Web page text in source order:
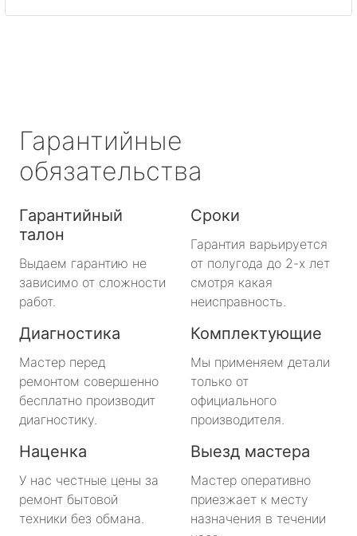
Гарантийные
обязательства
Гарантийный
талон
Выдаем гарантию не
зависимо от сложности
работ.
Сроки
Гарантия варьируется
от полугода до 2-х лет
смотря какая
неисправность.
Диагностика
Мастер перед
ремонтом совершенно
бесплатно производит
диагностику.
Комплектующие
Мы применяем детали
только от
официального
производителя.
Наценка
У нас честные цены за
ремонт бытовой
техники без обмана.
Выезд мастера
Мастер оперативно
приезжает к месту
назначения в течении